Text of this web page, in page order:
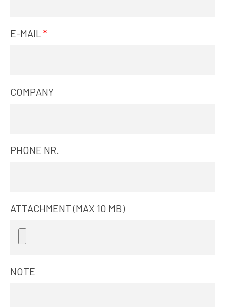
E-MAIL
COMPANY
PHONE NR.
ATTACHMENT (MAX 10 MB)
NOTE